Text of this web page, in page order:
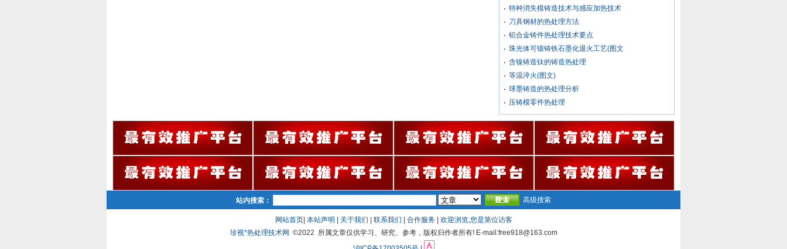
特种消失模铸造技术与感应加热技术
刀具钢材的热处理方法
铝合金铸件热处理技术要点
珠光体可锻铸铁石墨化退火工艺(图文
含镍铸造钛的铸造热处理
等温淬火(图文)
球墨铸造的热处理分析
压铸模零件热处理
站内搜索： 高级搜索
网站首页| 本站声明 关于我们 联系我们 合作服务| 欢迎浏览,您是第位访客
珍视*热处理技术网 ©2022 所属文章仅供学习、研究、参考，版权归作者所有! E-mail:free918@163.com